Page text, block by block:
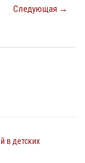
Следующая →
в детских